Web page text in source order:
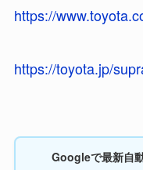
https://
https://toyota.jp/
Googleで最新自